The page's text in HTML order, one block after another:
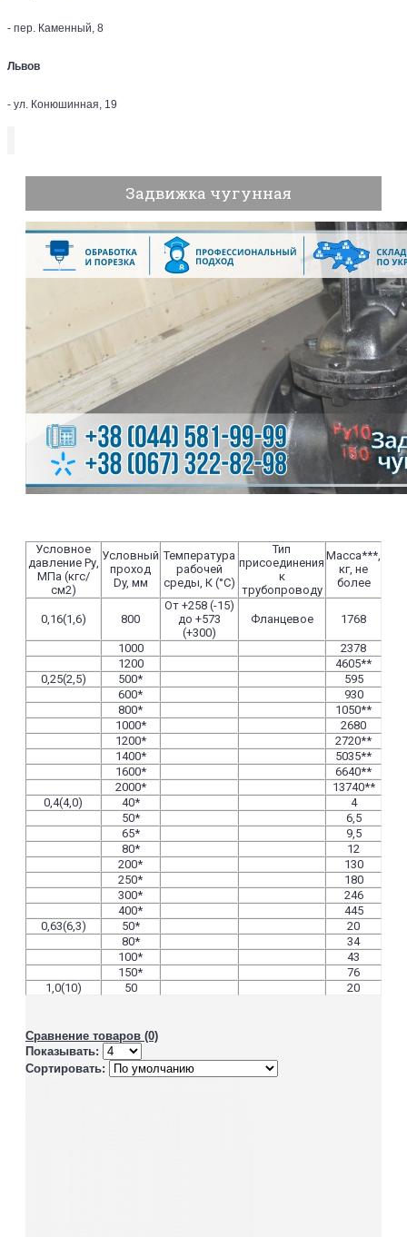
- пер. Каменный, 8
Львов
- ул. Конюшинная, 19
Задвижка чугунная
Условное
давление Ру,
МПа (кгс/
см2)
Условный
проход
Dy, мм
Температура
рабочей
среды, К (°С)
Тип
присоединения
к
трубопроводу
Масса***,
кг, не
более
0,16(1,6) 800
От +258 (-15)
до +573
(+300)
Фланцевое 1768
1000
2378
1200
4605**
0,25(2,5)
500*
595
600*
930
800*
1050**
1000*
2680
1200*
2720**
1400*
5035**
1600*
6640**
2000*
13740**
0,4(4,0)
40*
4
50*
6,5
65*
9,5
80*
12
200*
130
250*
180
300*
246
400*
445
0,63(6,3)
50*
20
80*
34
100*
43
150*
76
1,0(10)
50
20
125
150
200
250
Сравнение товаров (0)
Показывать:
Сортировать: